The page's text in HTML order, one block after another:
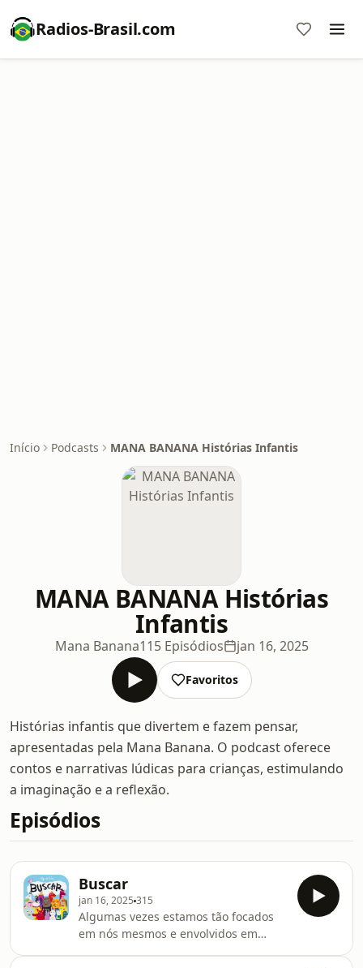
Radios-Brasil.com
Início Podcasts MANA BANANA Histórias Infantis
MANA BANANA Histórias
Infantis
Mana Banana115 Episódios jan 16, 2025
Favoritos
Histórias infantis que divertem e fazem pensar,
apresentadas pela Mana Banana. O podcast oferece
contos e narrativas lúdicas para crianças, estimulando
a imaginação e a reflexão.
Episódios
Buscar
jan 16, 2025 315
Algumas vezes estamos tão focados
em nós mesmos e envolvidos em